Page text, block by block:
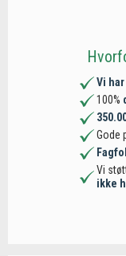
Vi har
100%
Gode
Vi
ikke